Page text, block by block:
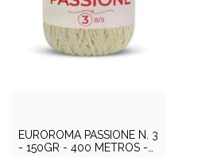
EUROROMA PASSIONE N. 3
- 150GR - 400 METROS -